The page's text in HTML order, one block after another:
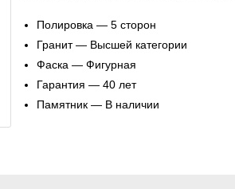
Полировка — 5 сторон
Гранит — Высшей категории
Фаска — Фигурная
Гарантия — 40 лет
Памятник — В наличии